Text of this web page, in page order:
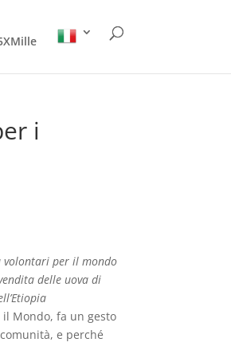
i
volontari per il mondo
delle uova di
il Mondo, fa un gesto
e perché